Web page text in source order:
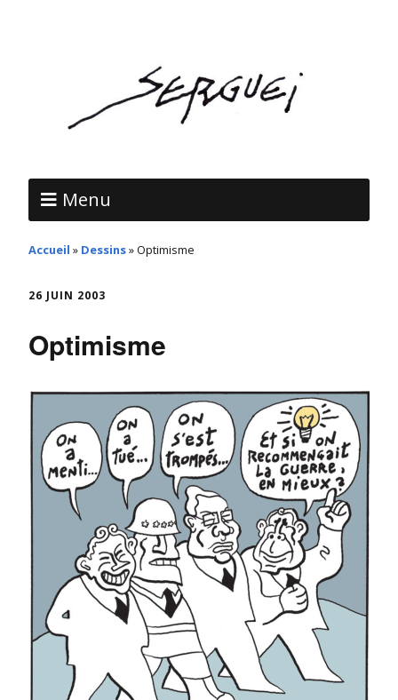
Menu
Accueil » Dessins» Optimisme
26 JUIN 2003
Optimisme